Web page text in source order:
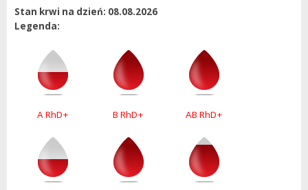
Stan krwi na dzień: 08.08.2026
Legenda:
A RhD+ B RhD+ AB RhD+